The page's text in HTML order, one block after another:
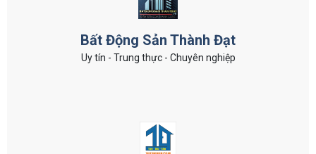
Bất Động Sản Thành Đạt
Uy tín - Trung thực - Chuyên nghiệp